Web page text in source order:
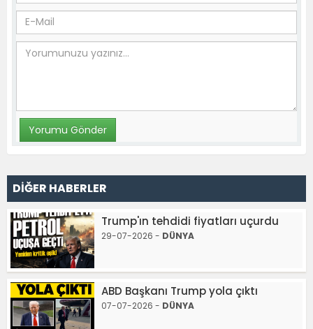
DİĞER HABERLER
Trump'ın tehdidi fiyatları uçurdu
29-07-2026 - DÜNYA
ABD Başkanı Trump yola çıktı
07-07-2026 - DÜNYA